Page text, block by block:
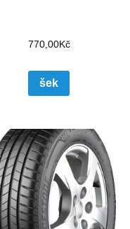
770,00Kč
šek